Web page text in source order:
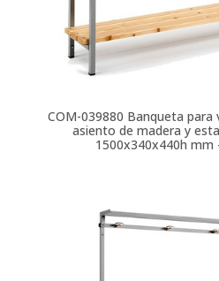
COM-039880 Banqueta para
asiento de madera y
1500x340x440h mm